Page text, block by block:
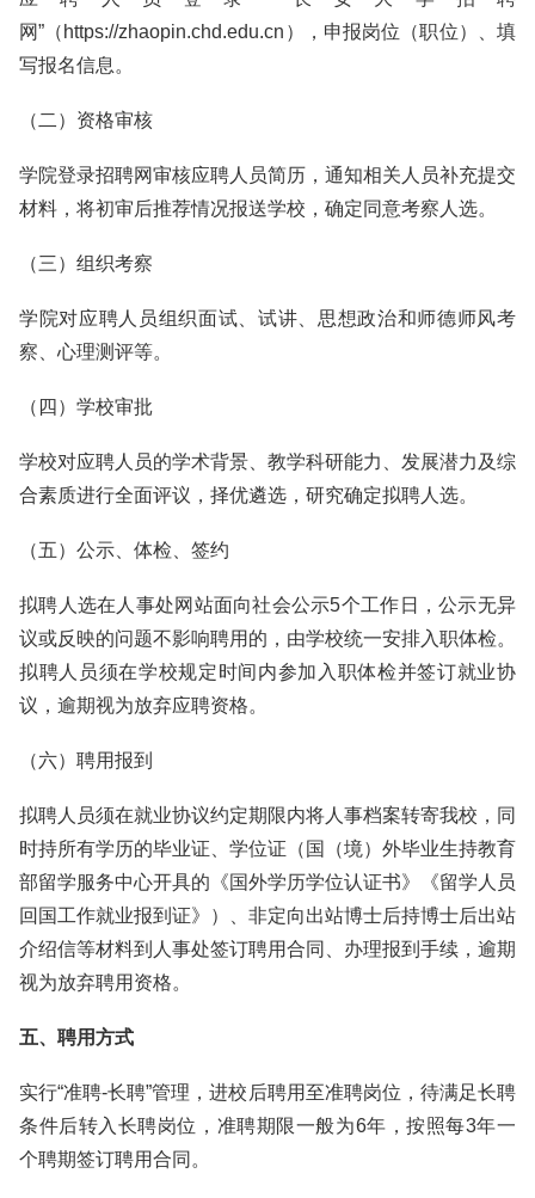
网”（https://zhaopin.chd.edu.cn），申报岗位（职位）、填
写报名信息。
（二）资格审核
学院登录招聘网审核应聘人员简历，通知相关人员补充提交
材料，将初审后推荐情况报送学校，确定同意考察人选。
（三）组织考察
学院对应聘人员组织面试、试讲、思想政治和师德师风考
察、心理测评等。
（四）学校审批
学校对应聘人员的学术背景、教学科研能力、发展潜力及综
合素质进行全面评议，择优遴选，研究确定拟聘人选。
（五）公示、体检、签约
拟聘人选在人事处网站面向社会公示5个工作日，公示无异
议或反映的问题不影响聘用的，由学校统一安排入职体检。
拟聘人员须在学校规定时间内参加入职体检并签订就业协
议，逾期视为放弃应聘资格。
（六）聘用报到
拟聘人员须在就业协议约定期限内将人事档案转寄我校，同
时持所有学历的毕业证、学位证（国（境）外毕业生持教育
部留学服务中心开具的《国外学历学位认证书》《留学人员
回国工作就业报到证》）、非定向出站博士后持博士后出站
介绍信等材料到人事处签订聘用合同、办理报到手续，逾期
视为放弃聘用资格。
五、聘用方式
实行“准聘-长聘”管理，进校后聘用至准聘岗位，待满足长聘
条件后转入长聘岗位，准聘期限一般为6年，按照每3年一
个聘期签订聘用合同。